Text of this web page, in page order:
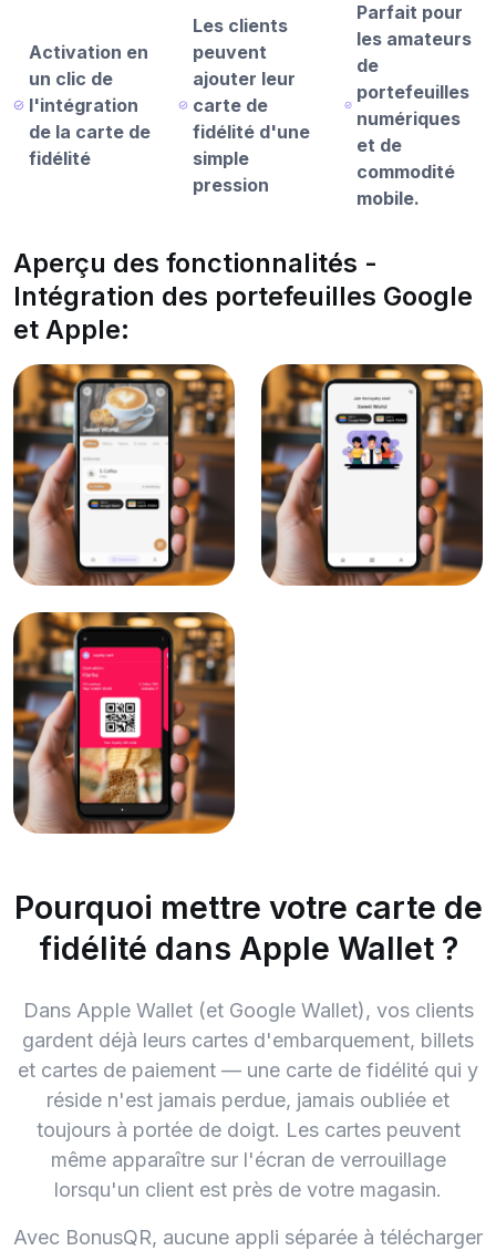
Activation en
un clic de
l'intégration
de la carte de
fidélité
Les clients
peuvent
ajouter leur
carte de
fidélité d'une
simple
pression
Parfait pour
les amateurs
de
portefeuilles
numériques
et de
commodité
mobile.
Aperçu des fonctionnalités -
Intégration des portefeuilles Google
et Apple:
Pourquoi mettre votre carte de
fidélité dans Apple Wallet ?
Dans Apple Wallet (et Google Wallet), vos clients
gardent déjà leurs cartes d'embarquement, billets
et cartes de paiement — une carte de fidélité qui y
réside n'est jamais perdue, jamais oubliée et
toujours à portée de doigt. Les cartes peuvent
même apparaître sur l'écran de verrouillage
lorsqu'un client est près de votre magasin.
Avec BonusQR, aucune appli séparée à télécharger